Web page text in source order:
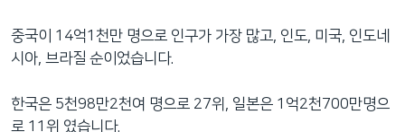
중국이 14억1천만 명으로 인구가 가장 많고, 인도, 미국, 인도네
시아, 브라질 순이었습니다.
한국은 5천98만2천여 명으로 27위, 일본은 1억2천700만명으
로 11위 였습니다.